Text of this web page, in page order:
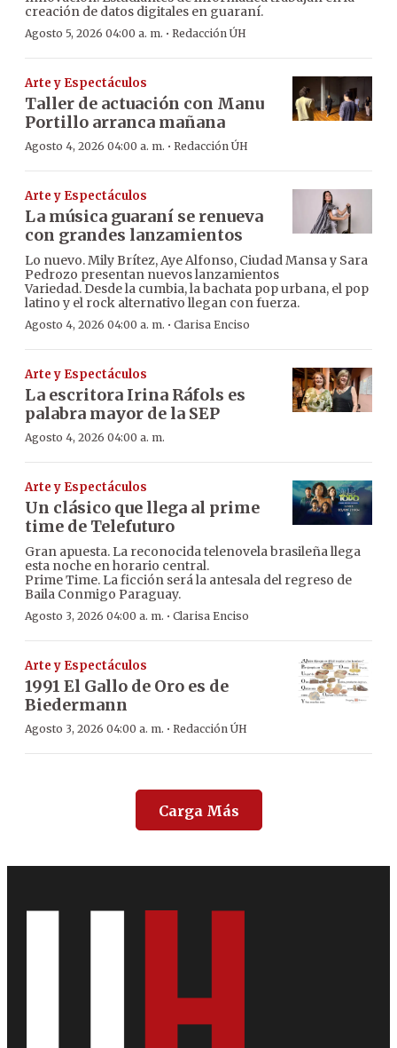
creación de datos digitales en guaraní.
Agosto 5, 2026 04:00 a. m. · Redacción ÚH
Arte y Espectáculos
Taller de actuación con Manu
Portillo arranca mañana
Agosto 4, 2026 04:00 a. m. · Redacción ÚH
Arte y Espectáculos
La música guaraní se renueva
con grandes lanzamientos
Lo nuevo. Mily Brítez, Aye Alfonso, Ciudad Mansa y Sara
Pedrozo presentan nuevos lanzamientos
Variedad. Desde la cumbia, la bachata pop urbana, el pop
latino y el rock alternativo llegan con fuerza.
Agosto 4, 2026 04:00 a. m. · Clarisa Enciso
Arte y Espectáculos
La escritora Irina Ráfols es
palabra mayor de la SEP
Agosto 4, 2026 04:00 a. m.
Arte y Espectáculos
Un clásico que llega al prime
time de Telefuturo
Gran apuesta. La reconocida telenovela brasileña llega
esta noche en horario central.
Prime Time. La ficción será la antesala del regreso de
Baila Conmigo Paraguay.
Agosto 3, 2026 04:00 a. m. · Clarisa Enciso
Arte y Espectáculos
1991 El Gallo de Oro es de
Biedermann
Agosto 3, 2026 04:00 a. m. · Redacción ÚH
Carga Más